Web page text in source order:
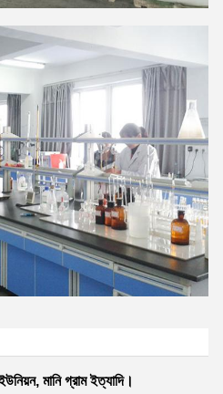
মানি গ্রাম ইত্যাদি।